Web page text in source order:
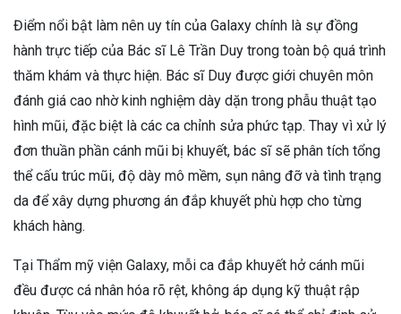
Điểm nổi bật làm nên uy tín của Galaxy chính là sự đồng
hành trực tiếp của Bác sĩ Lê Trần Duy trong toàn bộ quá trình
thăm khám và thực hiện. Bác sĩ Duy được giới chuyên môn
đánh giá cao nhờ kinh nghiệm dày dặn trong phẫu thuật tạo
hình mũi, đặc biệt là các ca chỉnh sửa phức tạp. Thay vì xử lý
đơn thuần phần cánh mũi bị khuyết, bác sĩ sẽ phân tích tổng
thể cấu trúc mũi, độ dày mô mềm, sụn nâng đỡ và tình trạng
da để xây dựng phương án đắp khuyết phù hợp cho từng
khách hàng.
Tại Thẩm mỹ viện Galaxy, mỗi ca đắp khuyết hở cánh mũi
đều được cá nhân hóa rõ rệt, không áp dụng kỹ thuật rập